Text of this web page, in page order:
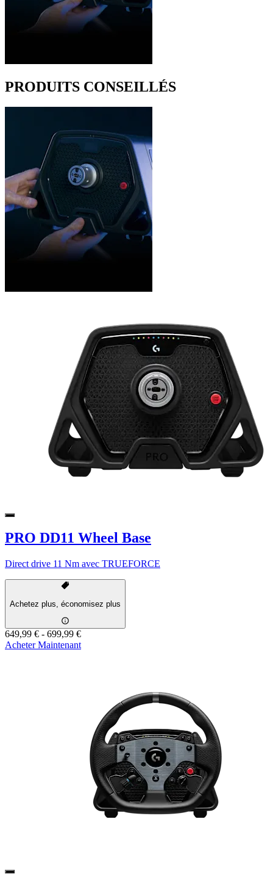
PRODUITS CONSEILLÉS
PRO DD11 Wheel Base
Direct drive 11 Nm avec TRUEFORCE
Achetez plus, économisez plus
649,99 € - 699,99 €
Acheter Maintenant